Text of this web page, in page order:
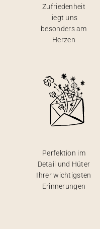
Zufriedenheit
liegt uns
besonders am
Herzen
Perfektion im
Detail und Hüter
Ihrer wichtigsten
Erinnerungen